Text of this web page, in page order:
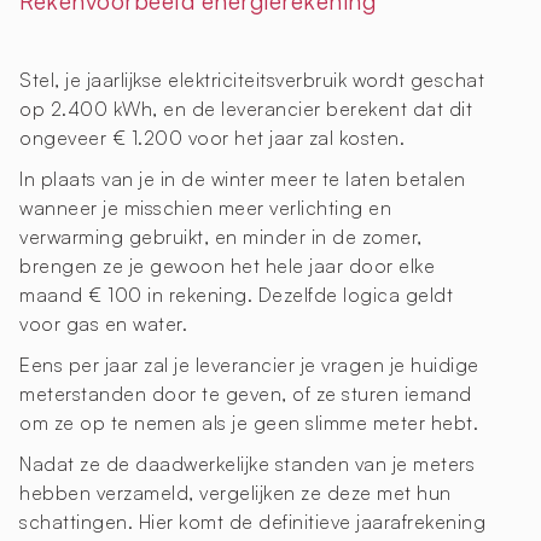
Stel, je jaarlijkse elektriciteitsverbruik wordt geschat
op 2.400 kWh, en de leverancier berekent dat dit
ongeveer € 1.200 voor het jaar zal kosten.
In plaats van je in de winter meer te laten betalen
wanneer je misschien meer verlichting en
verwarming gebruikt, en minder in de zomer,
brengen ze je gewoon het hele jaar door elke
maand € 100 in rekening. Dezelfde logica geldt
voor gas en water.
Eens per jaar zal je leverancier je vragen je huidige
meterstanden door te geven, of ze sturen iemand
om ze op te nemen als je geen slimme meter hebt.
Nadat ze de daadwerkelijke standen van je meters
hebben verzameld, vergelijken ze deze met hun
schattingen. Hier komt de definitieve jaarafrekening